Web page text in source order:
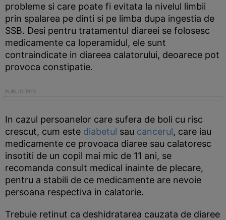
probleme si care poate fi evitata la nivelul limbii
prin spalarea pe dinti si pe limba dupa ingestia de
SSB. Desi pentru tratamentul diareei se folosesc
medicamente ca loperamidul, ele sunt
contraindicate in diareea calatorului, deoarece pot
provoca constipatie.
In cazul persoanelor care sufera de boli cu risc
crescut, cum este diabetul sau cancerul, care iau
medicamente ce provoaca diaree sau calatoresc
insotiti de un copil mai mic de 11 ani, se
recomanda consult medical inainte de plecare,
pentru a stabili de ce medicamente are nevoie
persoana respectiva in calatorie.
Trebuie retinut ca deshidratarea cauzata de diaree